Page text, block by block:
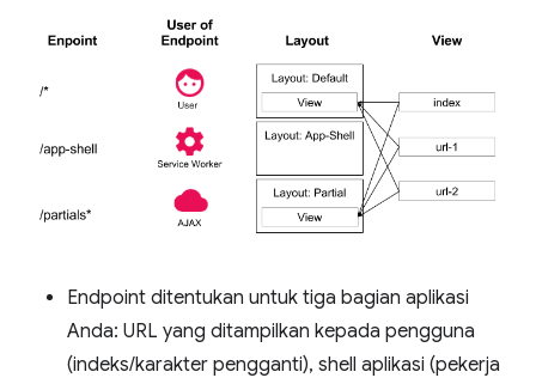
Endpoint ditentukan untuk tiga bagian aplikasi
Anda: URL yang ditampilkan kepada pengguna
(indeks/karakter pengganti), shell aplikasi (pekerja